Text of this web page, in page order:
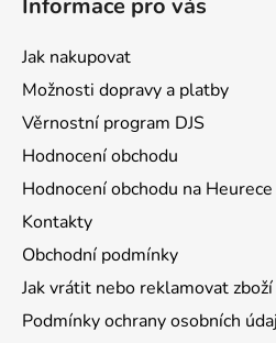
Jak nakupovat
Možnosti dopravy a platby
Věrnostní program DJS
Hodnocení obchodu
Hodnocení obchodu na Heurece
Kontakty
Obchodní podmínky
Jak vrátit nebo reklamovat zboží
Podmínky ochrany osobních